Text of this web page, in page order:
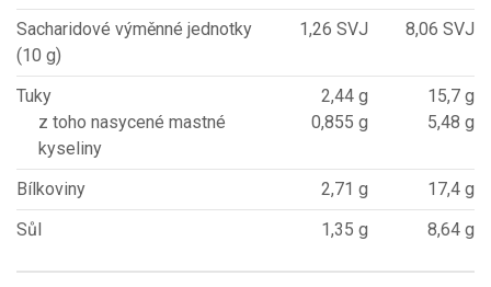
Sacharidové výměnné jednotky
(10 g)
1,26 SVJ 8,06 SVJ
Tuky
z toho nasycené mastné
kyseliny
2,44 g
0,855 g
15,7 g
5,48 g
Bílkoviny 2,71 g
17,4 g
Sůl
1,35 g 8,64 g